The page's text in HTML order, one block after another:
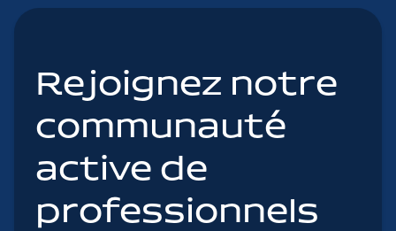
Rejoignez notre
communauté
active de
professionnels